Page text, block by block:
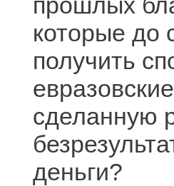
которые до
получить
сделанную
деньги?